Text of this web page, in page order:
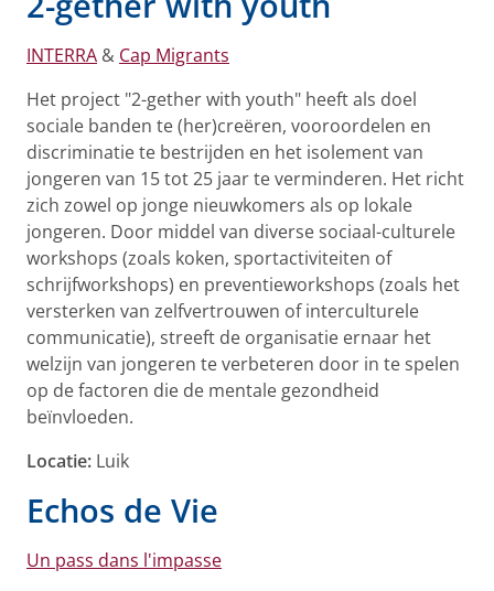
INTERRA & Cap Migrants
Het project "2-gether with youth" heeft als doel
sociale banden te (her)creëren, vooroordelen en
discriminatie te bestrijden en het isolement van
jongeren van 15 tot 25 jaar te verminderen. Het richt
zich zowel op jonge nieuwkomers als op lokale
jongeren. Door middel van diverse sociaal-culturele
workshops (zoals koken, sportactiviteiten of
schrijfworkshops) en preventieworkshops (zoals het
versterken van zelfvertrouwen of interculturele
communicatie), streeft de organisatie ernaar het
welzijn van jongeren te verbeteren door in te spelen
op de factoren die de mentale gezondheid
beïnvloeden.
Locatie: Luik
Echos de Vie
Un pass dans l'impasse